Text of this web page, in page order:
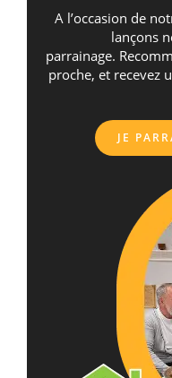
A l’occasion de
lançons
parrainage.
proche, et recevez
JE